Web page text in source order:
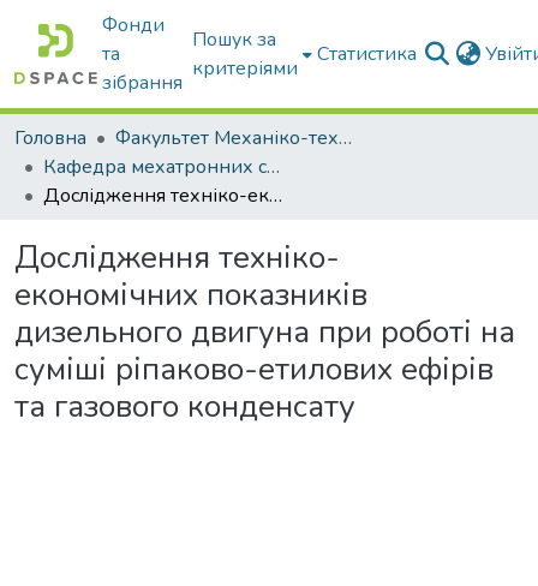
Фонди
та
зібрання
Пошук за
критеріями
Статистика
Головна
Факультет Механіко-технологічний
Кафедра мехатронних систем тракторів та сільскогосподарських машин
Дослідження техніко-економічних показників дизельного двигуна при роботі на суміші ріпаково-етилових ефірів та газового конденсату
Дослідження техніко-
економічних показників
дизельного двигуна при роботі на
суміші ріпаково-етилових ефірів
та газового конденсату